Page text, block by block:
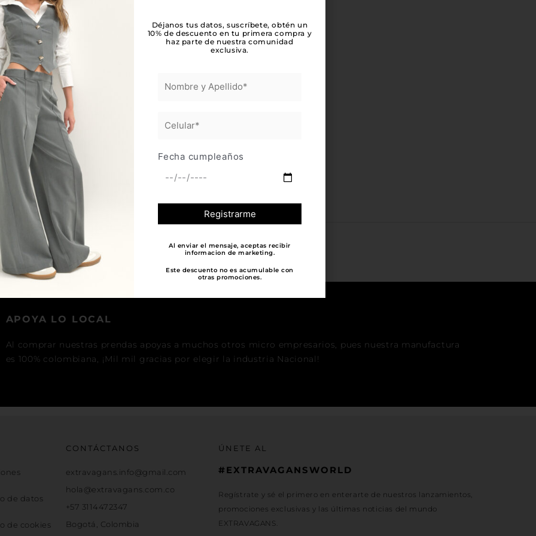
Shortcodes siguiente
APOYA LO LOCAL
Al comprar nuestras prendas apoyas a muchos otros micro empresarios, pues nuestra manufactura
es 100% colombiana, ¡Mil mil gracias por elegir la industria Nacional!
de datos
de cookies
CONTÁCTANOS
extravagans.info@gmail.com
hola@extravagans.com.co
+57 3114472347
Bogotá, Colombia
ÚNETE AL
#EXTRAVAGANSWORLD
Regístrate y sé el primero en enterarte de nuestros lanzamientos,
promociones exclusivas y las últimas noticias del mundo
EXTRAVAGANS.
Déjanos tus datos, suscríbete, obtén un
10% de descuento en tu primera compra y
haz parte de nuestra comunidad
exclusiva.
Fecha cumpleaños
Al enviar el mensaje, aceptas recibir
informacion de marketing.
Este descuento no es acumulable con
otras promociones.